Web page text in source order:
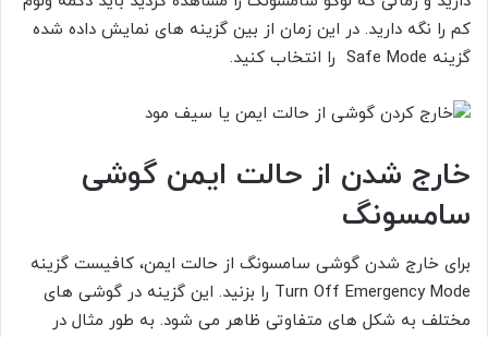
کم را نگه دارید. در این زمان از بین گزینه های نمایش داده شده
گزینه Safe Mode را انتخاب کنید.
خارج شدن از حالت ایمن گوشی
سامسونگ
برای خارج شدن گوشی سامسونگ از حالت ایمن، کافیست گزینه
Turn Off Emergency Mode را بزنید. این گزینه در گوشی های
مختلف به شکل های متفاوتی ظاهر می شود. به طور مثال در